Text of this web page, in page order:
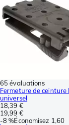
65 évaluations
Fermeture de ceinture
universel
18,39 €
19,99 €
-8 %Économisez 1,60